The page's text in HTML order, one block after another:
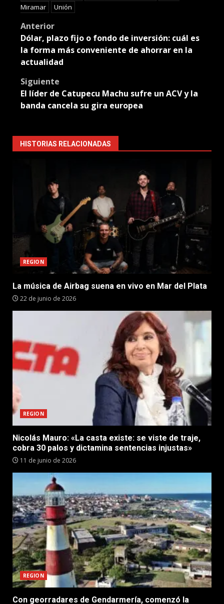
Miramar
Unión
Post
navigation
Anterior
Dólar, plazo fijo o fondo de inversión: cuál es
la forma más conveniente de ahorrar en la
actualidad
Siguiente
El líder de Catupecu Machu sufre un ACV y la
banda cancela su gira europea
HISTORIAS RELACIONADAS
REGION
La música de Airbag suena en vivo en Mar del Plata
22 de junio de 2026
REGION
Nicolás Mauro: «La casta existe: se viste de traje,
cobra 30 palos y dictamina sentencias injustas»
11 de junio de 2026
REGION
Con georradares de Gendarmería, comenzó la